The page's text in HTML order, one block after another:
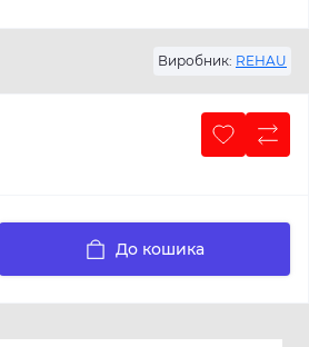
Виробник: REHAU
До кошика